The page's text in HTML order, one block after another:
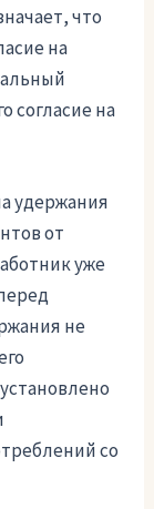
что
на
согласие на
удержания
от
уже
не
со